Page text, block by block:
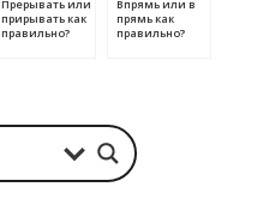
Прерывать или
прирывать как
правильно?
Впрямь или в
прямь как
правильно?